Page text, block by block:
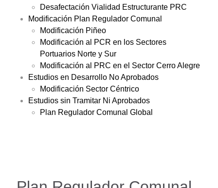
Desafectación Vialidad Estructurante PRC
Modificación Plan Regulador Comunal
Modificación Piñeo
Modificación al PCR en los Sectores
Portuarios Norte y Sur
Modificación al PRC en el Sector Cerro Alegre
Estudios en Desarrollo No Aprobados
Modificación Sector Céntrico
Estudios sin Tramitar Ni Aprobados
Plan Regulador Comunal Global